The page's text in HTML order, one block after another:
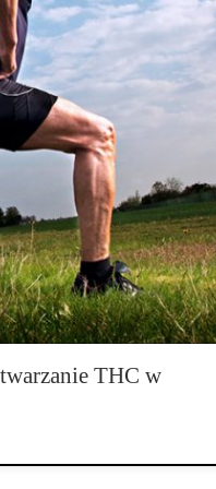
ciało, zdrowie wątroby, ilość
mogą one wpływać na to jak
jest głównym organem
związków takich jak
nie […]
THC w